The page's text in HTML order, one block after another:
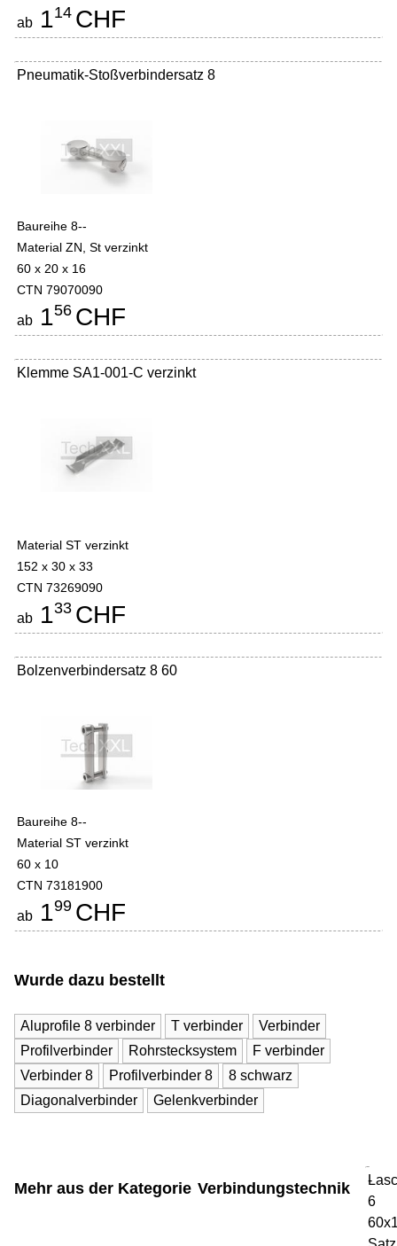
ab 114 CHF
Pneumatik-Stoßverbindersatz 8
Baureihe 8--
Material ZN, St verzinkt
60 x 20 x 16
CTN 79070090
ab 156 CHF
Klemme SA1-001-C verzinkt
Material ST verzinkt
152 x 30 x 33
CTN 73269090
ab 133 CHF
Bolzenverbindersatz 8 60
Baureihe 8--
Material ST verzinkt
60 x 10
CTN 73181900
ab 199 CHF
Wurde dazu bestellt
Aluprofile 8 verbinder T verbinder
Verbinder
Profilverbinder
Rohrstecksystem
F verbinder
Verbinder 8
Profilverbinder 8
8 schwarz
Diagonalverbinder
Gelenkverbinder
Mehr aus der Kategorie Verbindungstechnik
6
-